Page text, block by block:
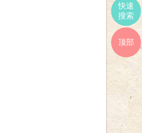
快速
搜索
顶部